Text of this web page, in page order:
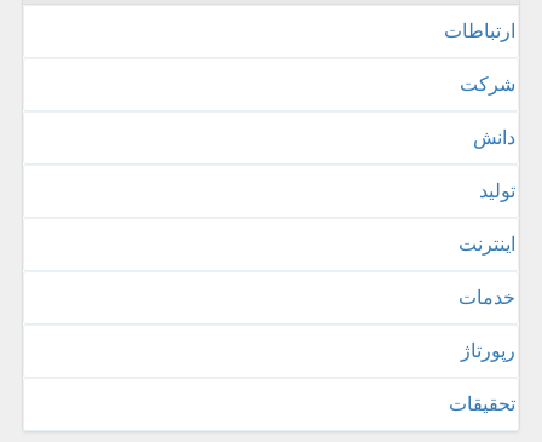
ارتباطات
شركت
دانش
تولید
اینترنت
خدمات
رپورتاژ
تحقیقات